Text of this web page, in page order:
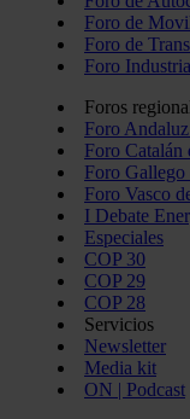
Foro de
Foro de
Foro
Foros
Foro
Foro Catalán
Foro Gallego
Foro Vasco
I Debate
Especiales
COP 30
COP 29
COP 28
Servicios
Newsletter
Media kit
ON | Podcast